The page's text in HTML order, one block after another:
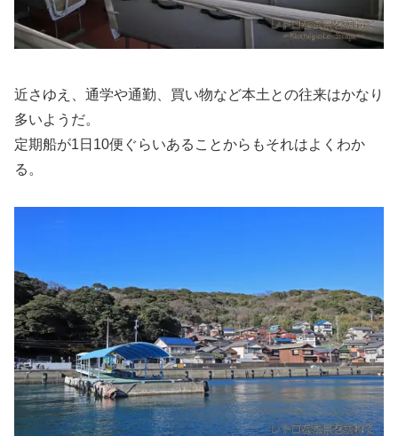
近さゆえ、通学や通勤、買い物など本土との往来はかなり
多いようだ。
定期船が1日10便ぐらいあることからもそれはよくわか
る。